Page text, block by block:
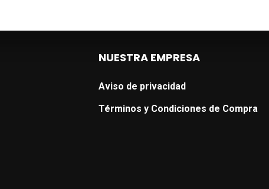
NUESTRA EMPRESA
Aviso de privacidad
Términos y Condiciones de Compra